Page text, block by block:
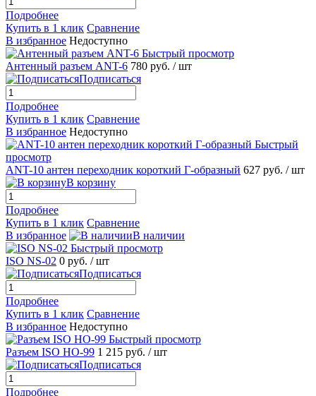
Подробнее
Купить в 1 клик Сравнение
В избранное Недоступно
Быстрый просмотр
Антенный разъем ANT-6 780 руб. / шт
Подписаться
Подробнее
Купить в 1 клик Сравнение
В избранное Недоступно
Быстрый
просмотр
ANT-10 антен переходник короткий Г-образный 627 руб. / шт
В корзину
Подробнее
Купить в 1 клик Сравнение
В избранное
В наличии
Быстрый просмотр
ISO NS-02 0 руб. / шт
Подписаться
Подробнее
Купить в 1 клик Сравнение
В избранное Недоступно
Быстрый просмотр
Разъем ISO HO-99 1 215 руб. / шт
Подписаться
Подробнее